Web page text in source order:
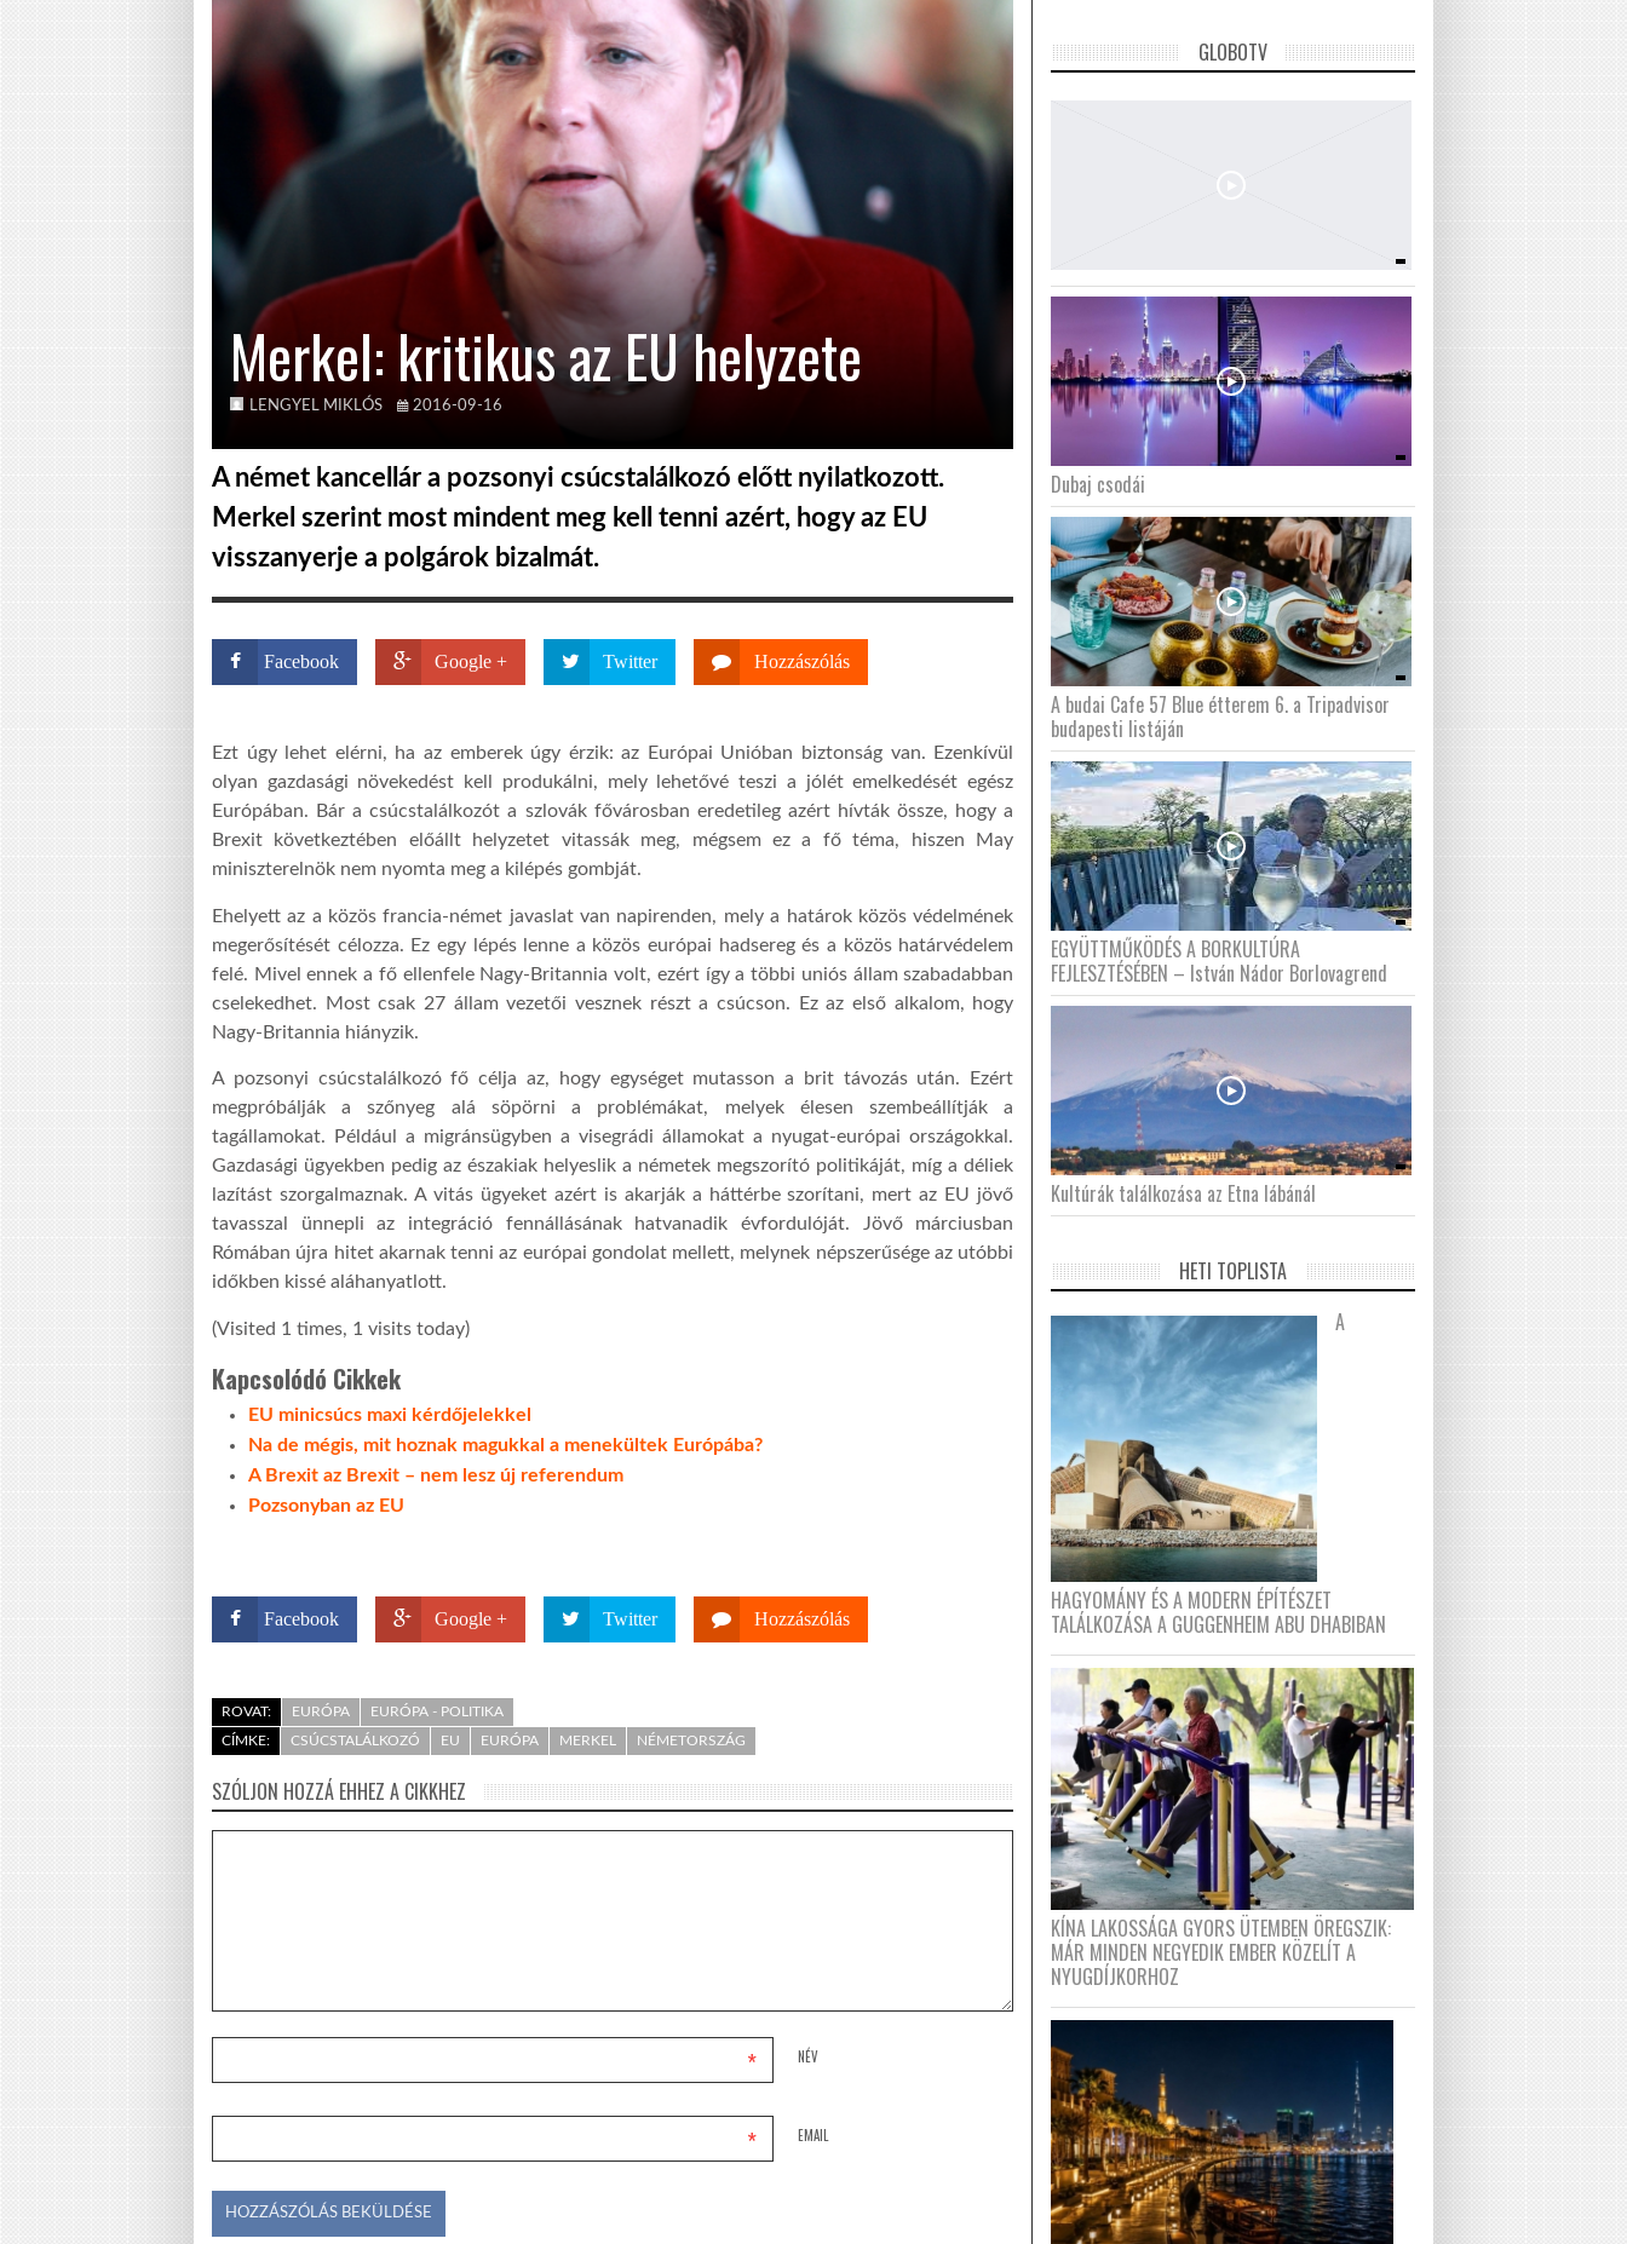
Merkel: kritikus az EU helyzete
LENGYEL MIKLÓS 2016-09-16
A német kancellár a pozsonyi csúcstalálkozó előtt nyilatkozott.
Merkel szerint most mindent meg kell tenni azért, hogy az EU
visszanyerje a polgárok bizalmát.
Facebook Google + Twitter Hozzászólás
Ezt úgy lehet elérni, ha az emberek úgy érzik: az Európai Unióban biztonság van. Ezenkívül
olyan gazdasági növekedést kell produkálni, mely lehetővé teszi a jólét emelkedését egész
Európában. Bár a csúcstalálkozót a szlovák fővárosban eredetileg azért hívták össze, hogy a
Brexit következtében előállt helyzetet vitassák meg, mégsem ez a fő téma, hiszen May
miniszterelnök nem nyomta meg a kilépés gombját.
Ehelyett az a közös francia-német javaslat van napirenden, mely a határok közös védelmének
megerősítését célozza. Ez egy lépés lenne a közös európai hadsereg és a közös határvédelem
felé. Mivel ennek a fő ellenfele Nagy-Britannia volt, ezért így a többi uniós állam szabadabban
cselekedhet. Most csak 27 állam vezetői vesznek részt a csúcson. Ez az első alkalom, hogy
Nagy-Britannia hiányzik.
A pozsonyi csúcstalálkozó fő célja az, hogy egységet mutasson a brit távozás után. Ezért
megpróbálják a szőnyeg alá söpörni a problémákat, melyek élesen szembeállítják a
tagállamokat. Például a migránsügyben a visegrádi államokat a nyugat-európai országokkal.
Gazdasági ügyekben pedig az északiak helyeslik a németek megszorító politikáját, míg a déliek
lazítást szorgalmaznak. A vitás ügyeket azért is akarják a háttérbe szorítani, mert az EU jövő
tavasszal ünnepli az integráció fennállásának hatvanadik évfordulóját. Jövő márciusban
Rómában újra hitet akarnak tenni az európai gondolat mellett, melynek népszerűsége az utóbbi
időkben kissé aláhanyatlott.
(Visited 1 times, 1 visits today)
Kapcsolódó Cikkek
EU minicsúcs maxi kérdőjelekkel
Na de mégis, mit hoznak magukkal a menekültek Európába?
A Brexit az Brexit – nem lesz új referendum
Pozsonyban az EU
Facebook Google + Twitter Hozzászólás
ROVAT: EURÓPA
EURÓPA - POLITIKA
CÍMKE:
CSÚCSTALÁLKOZÓ EU EURÓPA MERKEL NÉMETORSZÁG
SZÓLJON HOZZÁ EHHEZ A CIKKHEZ
NÉV
*
EMAIL
*
GLOBOTV
Dubaj csodái
A budai Cafe 57 Blue étterem 6. a Tripadvisor
budapesti listáján
EGYÜTTMŰKÖDÉS A BORKULTÚRA
FEJLESZTÉSÉBEN – István Nádor Borlovagrend
Kultúrák találkozása az Etna lábánál
HETI TOPLISTA
A
HAGYOMÁNY ÉS A MODERN ÉPÍTÉSZET
TALÁLKOZÁSA A GUGGENHEIM ABU DHABIBAN
KÍNA LAKOSSÁGA GYORS ÜTEMBEN ÖREGSZIK:
MÁR MINDEN NEGYEDIK EMBER KÖZELÍT A
NYUGDÍJKORHOZ